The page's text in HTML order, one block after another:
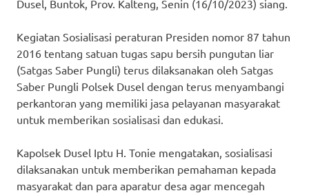
Dusel, Buntok, Prov. Kalteng, Senin (16/10/2023) siang.
Kegiatan Sosialisasi peraturan Presiden nomor 87 tahun
2016 tentang satuan tugas sapu bersih pungutan liar
(Satgas Saber Pungli) terus dilaksanakan oleh Satgas
Saber Pungli Polsek Dusel dengan terus menyambangi
perkantoran yang memiliki jasa pelayanan masyarakat
untuk memberikan sosialisasi dan edukasi.
Kapolsek Dusel Iptu H. Tonie mengatakan, sosialisasi
dilaksanakan untuk memberikan pemahaman kepada
masyarakat dan para aparatur desa agar mencegah